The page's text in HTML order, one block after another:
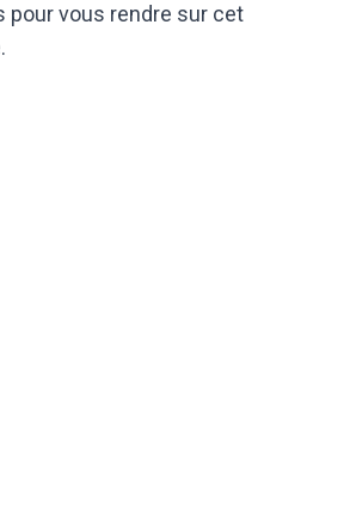
pour vous rendre sur cet